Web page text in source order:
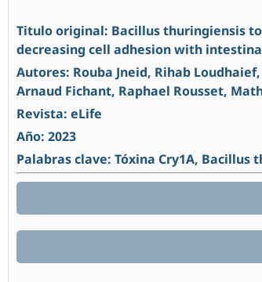
Titulo original: Bacillus thuringiensis
decreasing cell adhesion with
Autores: Rouba Jneid, Rihab
Arnaud Fichant, Raphael Rousset,
Revista: eLife
Año: 2023
Palabras clave: Tóxina Cry1A,